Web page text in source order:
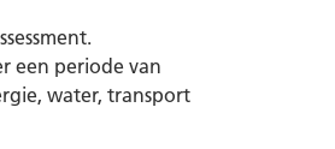
een periode van
water, transport